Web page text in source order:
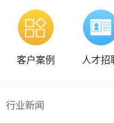
客户案例 人才招
行业新闻